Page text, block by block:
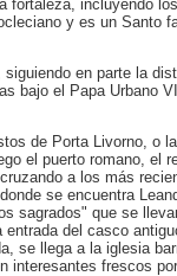
fortaleza, incluyendo
y es un Santo
en parte la
bajo el Papa Urbano
de Porta Livorno, o
el puerto romano, el
a los más
se encuentra
sagrados" que se
del casco
se llega a la iglesia
interesantes frescos